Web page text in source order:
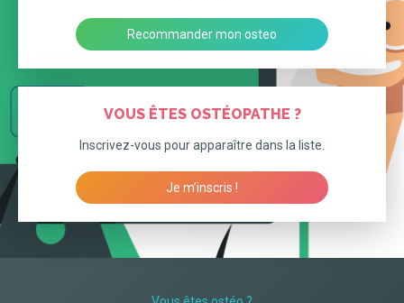
Recommander mon osteo
VOUS ÊTES OSTÉOPATHE ?
Inscrivez-vous pour apparaître dans la liste.
Je m’inscris !